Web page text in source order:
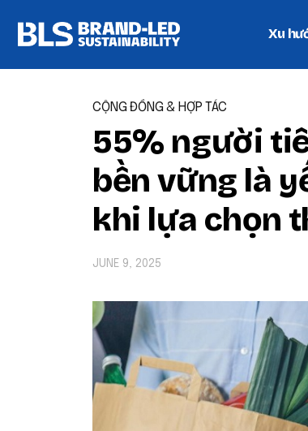
Xu
CỘNG ĐỒNG & HỢP TÁC
55% người
bền vững là
khi lựa chọn
JUNE 9, 2025